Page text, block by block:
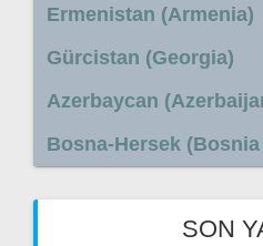
Ermenistan (Armenia)
Gürcistan (Georgia)
Azerbaycan
Bosna-Hersek
SON